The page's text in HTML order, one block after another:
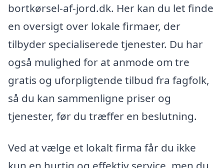
bortkørsel-af-jord.dk. Her kan du let finde
en oversigt over lokale firmaer, der
tilbyder specialiserede tjenester. Du har
også mulighed for at anmode om tre
gratis og uforpligtende tilbud fra fagfolk,
så du kan sammenligne priser og
tjenester, før du træffer en beslutning.
Ved at vælge et lokalt firma får du ikke